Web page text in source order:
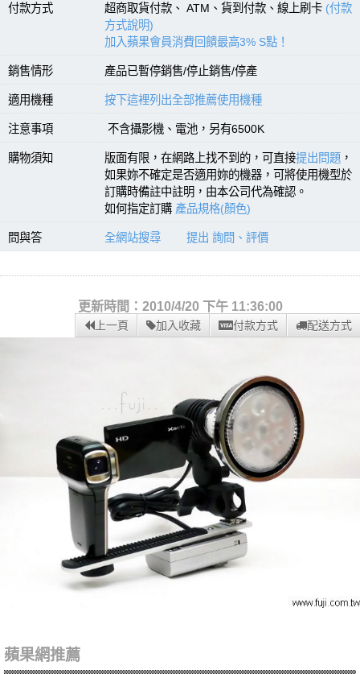
付款方式 超商取貨付款、 ATM、貨到付款、線上刷卡 (付款
方式說明)
加入蘋果會員消費回饋最高3% S點！
銷售情形 產品已暫停銷售/停止銷售/停產
適用機種 按下這裡列出全部推薦使用機種
注意事項 不含攝影機、電池，另有6500K
購物須知 版面有限，在網路上找不到的，可直接提出問題 ，
如果妳不確定是否適用妳的機器，可將使用機型於
訂購時備註中註明，由本公司代為確認。
如何指定訂購 產品規格(顏色)
問與答 全網站搜尋 提出 詢問、評價
更新時間：2010/4/20 下午 11:36:00
上一頁 加入收藏 付款方式 配送方式
蘋果網推薦